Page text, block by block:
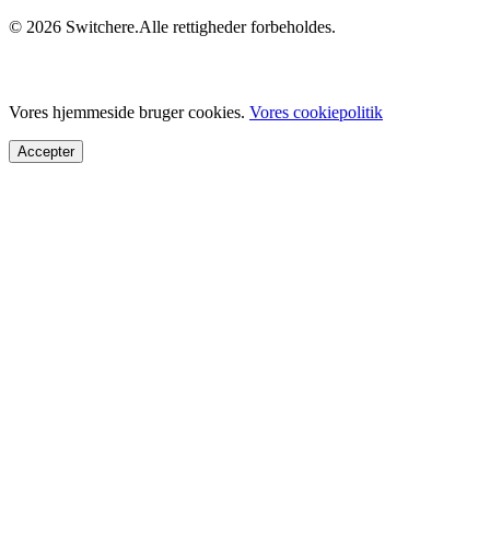
© 2026 Switchere.Alle rettigheder forbeholdes.
Vores hjemmeside bruger cookies. Vores cookiepolitik
Accepter